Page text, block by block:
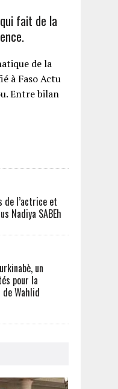
fait de la
de la
à Faso Actu
Entre bilan
de l’actrice et
Nadiya SABEh
un
pour la
Wahlid